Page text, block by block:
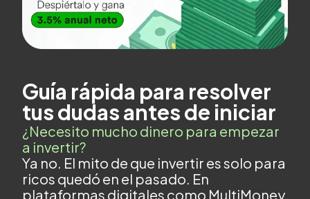
Guía rápida para resolver
tus dudas antes de iniciar
¿Necesito mucho dinero para empezar
a invertir?
Ya no. El mito de que invertir es solo para
ricos quedó en el pasado. En
plataformas digitales como MultiMoney